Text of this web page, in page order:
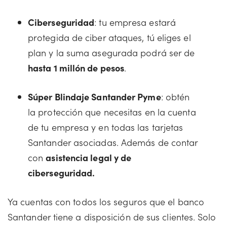
Ciberseguridad: tu empresa estará
protegida de ciber ataques, tú eliges el
plan y la suma asegurada podrá ser de
hasta 1 millón de pesos.
Súper Blindaje Santander Pyme: obtén
la protección que necesitas en la cuenta
de tu empresa y en todas las tarjetas
Santander asociadas. Además de contar
conasistencia legal y de
ciberseguridad.
Ya cuentas con todos los seguros que el banco
Santander tiene a disposición de sus clientes. Solo